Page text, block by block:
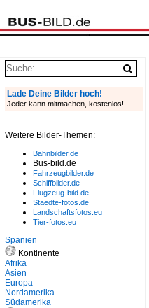
Lade Deine Bilder hoch!
Jeder kann mitmachen, kostenlos!
Weitere Bilder-Themen:
Bahnbilder.de
Bus-bild.de
Fahrzeugbilder.de
Schiffbilder.de
Flugzeug-bild.de
Staedte-fotos.de
Landschaftsfotos.eu
Tier-fotos.eu
Spanien
Kontinente
Afrika
Asien
Europa
Nordamerika
Südamerika